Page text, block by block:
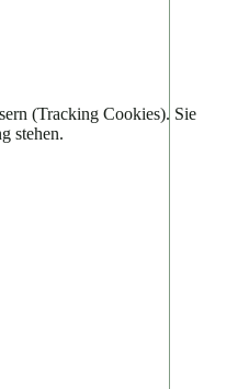
(Tracking Cookies). Sie
stehen.